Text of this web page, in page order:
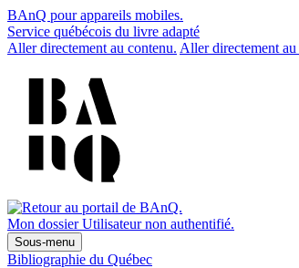
BAnQ pour appareils mobiles.
Service québécois du livre adapté
Aller directement au contenu. Aller directement
Mon dossier Utilisateur non authentifié.
Sous-menu
Bibliographie du Québec